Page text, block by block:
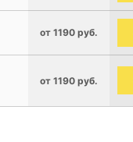
от 1190 руб.
от 1190 руб.